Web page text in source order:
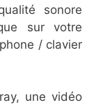
sonore
sur votre
/ clavier
une vidéo